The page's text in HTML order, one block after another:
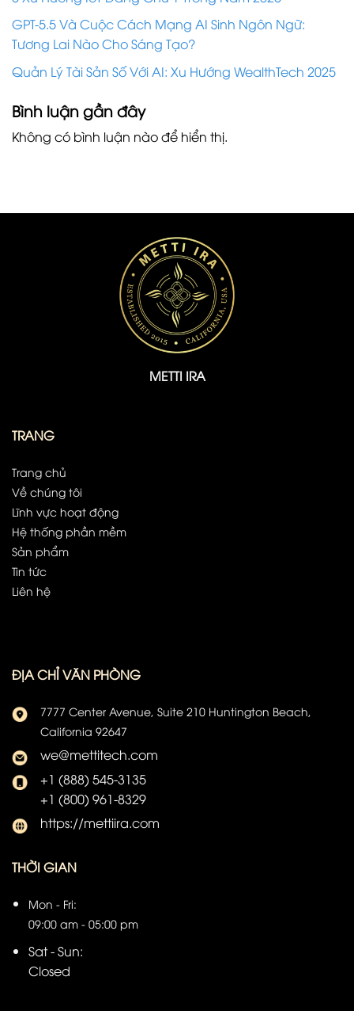
GPT-5.5 Và Cuộc Cách Mạng AI Sinh Ngôn Ngữ:
Tương Lai Nào Cho Sáng Tạo?
Quản Lý Tài Sản Số Với AI: Xu Hướng WealthTech 2025
Bình luận gần đây
Không có bình luận nào để hiển thị.
METTI IRA
TRANG
Trang chủ
Về chúng tôi
Lĩnh vực hoạt động
Hệ thống phần mềm
Sản phẩm
Tin tức
Liên hệ
ĐỊA CHỈ VĂN PHÒNG
7777 Center Avenue, Suite 210 Huntington Beach,
California 92647
we@mettitech.com
+1 (888) 545-3135
+1 (800) 961-8329
https://mettiira.com
THỜI GIAN
Mon - Fri:
09:00 am - 05:00 pm
Sat - Sun:
Closed